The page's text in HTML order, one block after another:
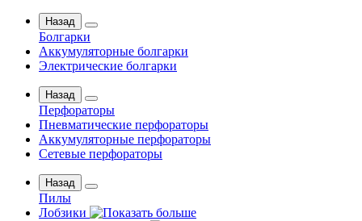
Назад
Болгарки
Аккумуляторные болгарки
Электрические болгарки
Назад
Перфораторы
Пневматические перфораторы
Аккумуляторные перфораторы
Сетевые перфораторы
Назад
Пилы
Лобзики